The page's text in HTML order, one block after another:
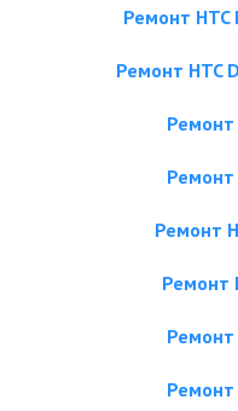
Ремонт HTC
Ремонт HTC
Ремонт
Ремонт
Ремонт
Ремонт
Ремонт
Ремонт